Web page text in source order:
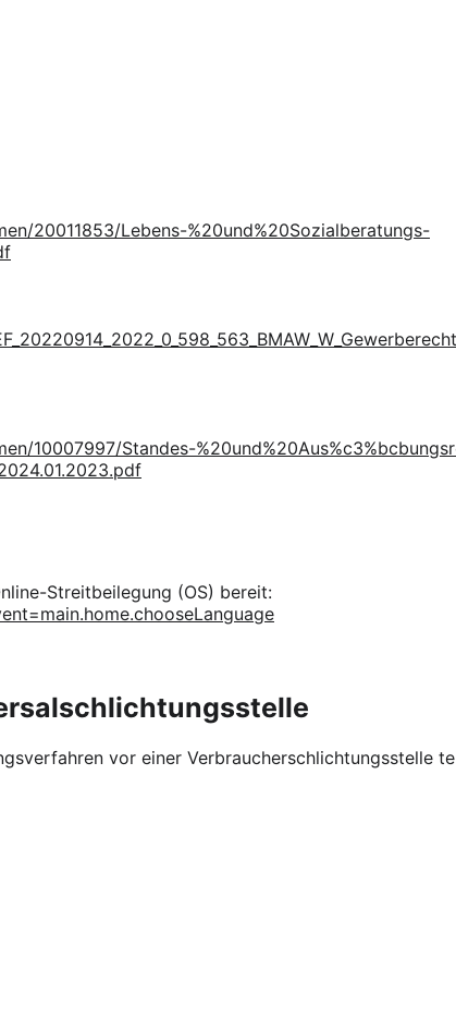
20011853/Lebens-%20und%20Sozialberatungs-
10007997/Standes-
Streitbeilegung (OS) bereit:
vor einer Verbraucherschlichtungsstelle